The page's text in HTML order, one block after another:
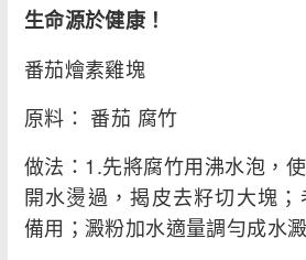
生命源於健康！
番茄燴素雞塊
原料： 番茄 腐竹
做法：1.先將腐竹用沸水泡，
開水燙過，揭皮去籽切大塊；
備用；澱粉加水適量調勻成水